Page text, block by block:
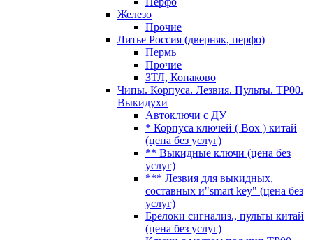
Железо
Прочие
Литье Россия (дверняк, перфо)
Пермь
Прочие
ЗТЛ, Конаково
Чипы. Корпуса. Лезвия. Пульты. TP00.
Выкидухи
Автоключи с ДУ
* Корпуса ключей ( Box ) китай
(цена без услуг)
** Выкидные ключи (цена без
услуг)
*** Лезвия для выкидных,
составных и"smart key" (цена без
услуг)
Брелоки сигнализ., пульты китай
(цена без услуг)